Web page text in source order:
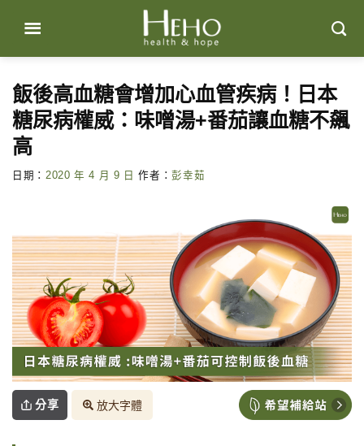
content
飯後高血糖會增加心血管疾病！日本
糖尿病權威：味噌湯+番茄讓血糖不飆
高
日期： 2020 年 4 月 9 日 作者：彭幸茹
分享 放大字體